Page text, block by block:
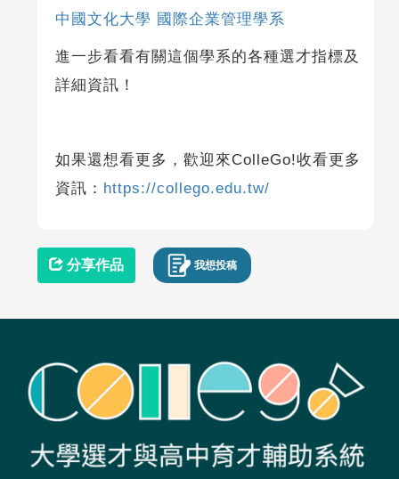
中國文化大學 國際企業管理學系
進一步看看有關這個學系的各種選才指標及
詳細資訊！
如果還想看更多，歡迎來ColleGo!收看更多
資訊： https://collego.edu.tw/
分享作品 我想投稿